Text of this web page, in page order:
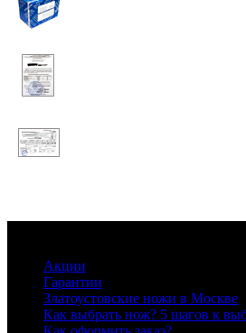
Акции
Гарантии
Златоустовские ножи в Москве
Как выбрать нож? 5 шагов к